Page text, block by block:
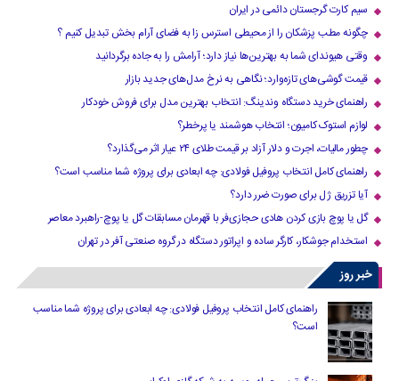
سیم کارت گرجستان دائمی در ایران
چگونه مطب پزشکان را از محیطی استرس زا به فضای آرام بخش تبدیل کنیم ؟
وقتی هیوندای شما به بهترین‌ها نیاز دارد؛ آرامش را به جاده برگردانید
قیمت گوشی‌های تازه‌وارد؛ نگاهی به نرخ مدل‌های جدید بازار
راهنمای خرید دستگاه وندینگ: انتخاب بهترین مدل برای فروش خودکار
لوازم استوک کامیون؛ انتخاب هوشمند یا پرخطر؟
چطور مالیات، اجرت و دلار آزاد بر قیمت طلای ۲۴ عیار اثر می‌گذارد؟
راهنمای کامل انتخاب پروفیل فولادی: چه ابعادی برای پروژه شما مناسب است؟
آیا تزریق ژل برای صورت ضرر دارد​؟
گل یا پوچ بازی کردن هادی حجازی‌فر با قهرمان مسابقات گل یا پوچ-راهبرد معاصر
استخدام جوشکار، کارگر ساده و اپراتور دستگاه در گروه صنعتی آفر در تهران
خبر روز
راهنمای کامل انتخاب پروفیل فولادی: چه ابعادی برای پروژه شما مناسب
است؟